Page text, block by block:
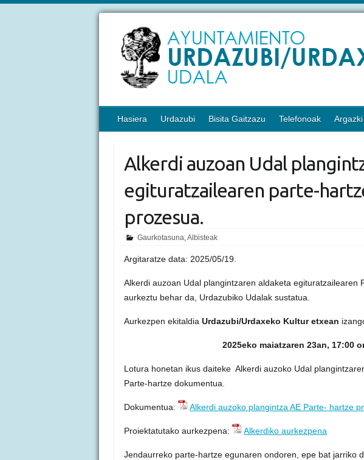
Hasiera Urdazubi Bisita Gaitzazu Telefonoak
Alkerdi auzoan Udal
egituratzailearen parte-
prozesua.
Gaurkotasuna,Albisteak
Argitaratze data: 2025/05/19.
Alkerdi auzoan Udal plangintzaren aldaketa egituratzailearen
aurkeztu behar da, Urdazubiko Udalak sustatua.
Aurkezpen ekitaldiaUrdazubi/Urdaxeko Kultur etxean
2025eko maiatzaren 23an, 17:00
Lotura honetan ikus daiteke Alkerdi auzoko Udal
Parte-hartze dokumentua.
Dokumentua: Alkerdi auzoko plangintza AE Parte- hartze
Proiektatutako aurkezpena: Alkerdiko aurkezpena
Jendaurreko parte-hartze egunaren ondoren, epe bat jarriko